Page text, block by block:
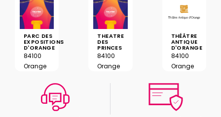
PARC DES
EXPOSITIONS
D'ORANGE
84100
Orange
THEATRE
DES
PRINCES
84100
Orange
THÉÂTRE
ANTIQUE
D'ORANGE
84100
Orange